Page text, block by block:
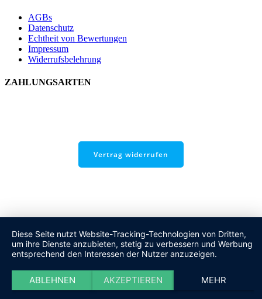
AGBs
Datenschutz
Echtheit von Bewertungen
Impressum
Widerrufsbelehrung
ZAHLUNGSARTEN
Vertrag widerrufen
Diese Seite nutzt Website-Tracking-Technologien von Dritten,
um ihre Dienste anzubieten, stetig zu verbessern und Werbung
entsprechend den Interessen der Nutzer anzuzeigen.
ABLEHNEN AKZEPTIEREN MEHR